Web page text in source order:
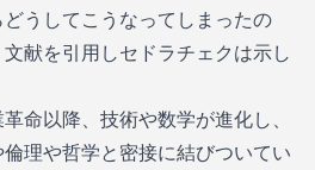
うしてこうなってしまったの
献を引用しセドラチェクは示し
命以降、技術や数学が進化し、
理や哲学と密接に結びついてい